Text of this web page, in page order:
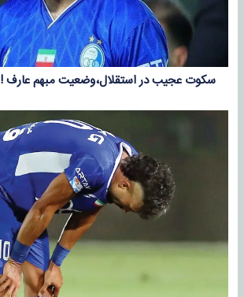
سکوت عجیب در استقلال،وضعیت مبهم عارف !